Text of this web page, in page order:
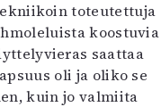
toteutettuja
koostuvia
saattaa
oli ja oliko se
kuin jo valmiita